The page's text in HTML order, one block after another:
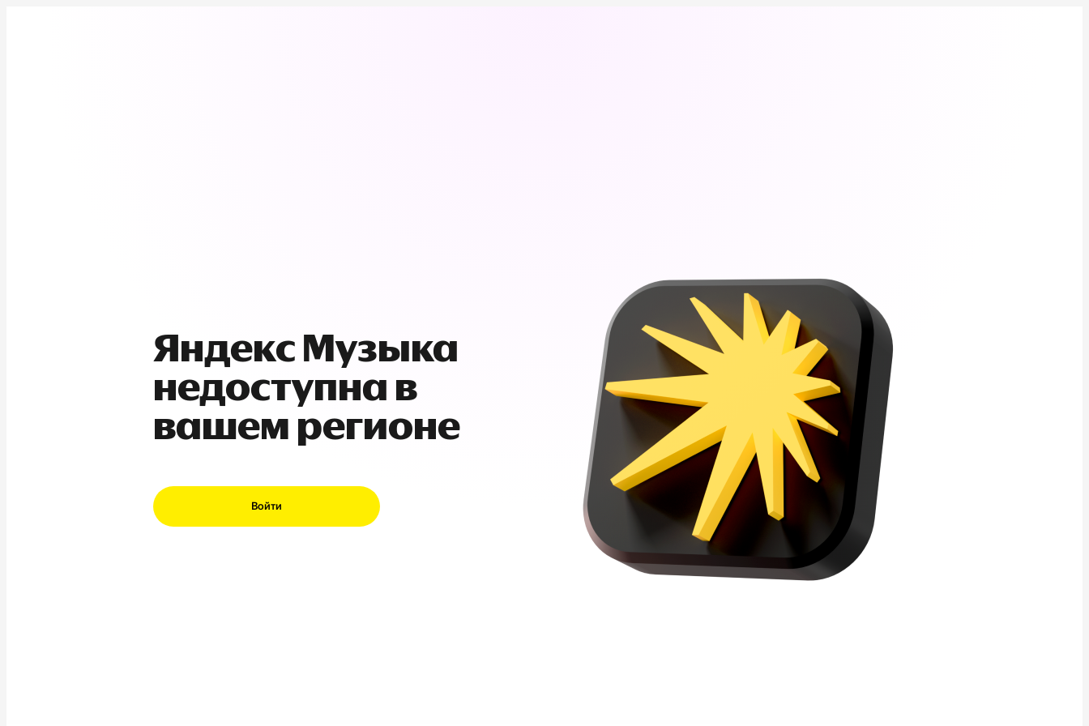
Яндекс Музыка
недоступна в
вашем регионе
Войти